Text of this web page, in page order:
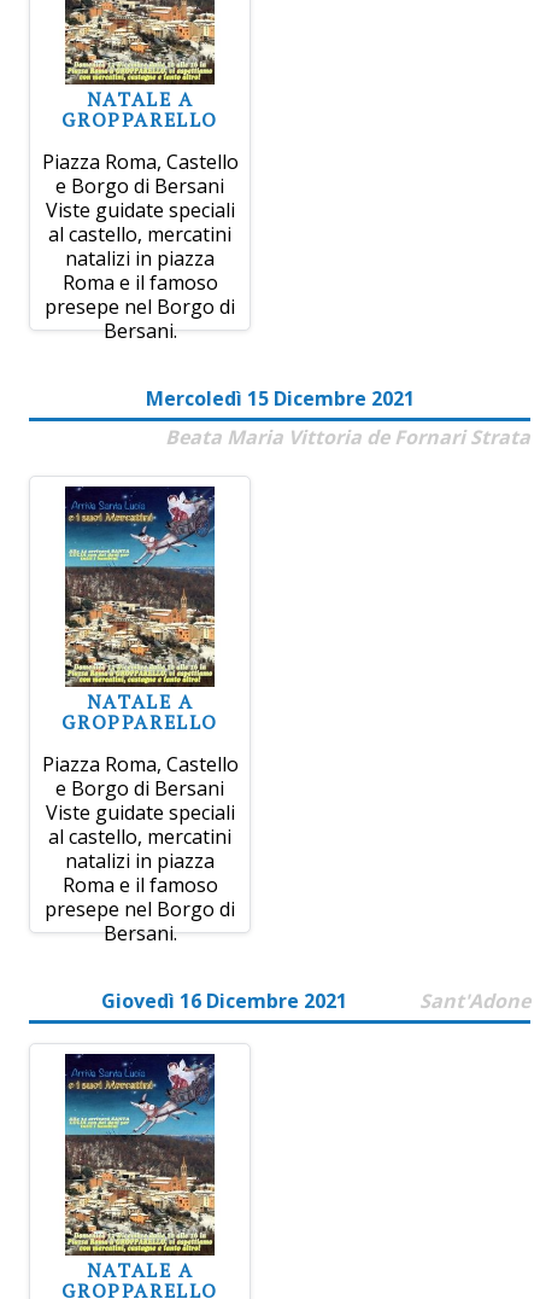
NATALE A
GROPPARELLO
Piazza Roma, Castello
e Borgo di Bersani
Viste guidate speciali
al castello, mercatini
natalizi in piazza
Roma e il famoso
presepe nel Borgo di
Bersani.
Mercoledì 15 Dicembre 2021
Beata Maria Vittoria de Fornari Strata
NATALE A
GROPPARELLO
Piazza Roma, Castello
e Borgo di Bersani
Viste guidate speciali
al castello, mercatini
natalizi in piazza
Roma e il famoso
presepe nel Borgo di
Bersani.
Giovedì 16 Dicembre 2021 Sant'Adone
NATALE A
GROPPARELLO